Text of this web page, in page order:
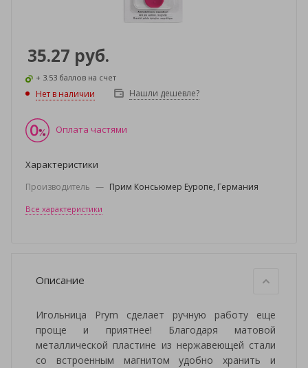
35.27 руб.
+ 3.53 баллов на счет
Нет в наличии Нашли дешевле?
Оплата частями
Характеристики
Производитель — Прим Консьюмер Еуропе, Германия
Все характеристики
Описание
Игольница Prym сделает ручную работу еще
проще и приятнее! Благодаря матовой
металлической пластине из нержавеющей стали
со встроенным магнитом удобно хранить и